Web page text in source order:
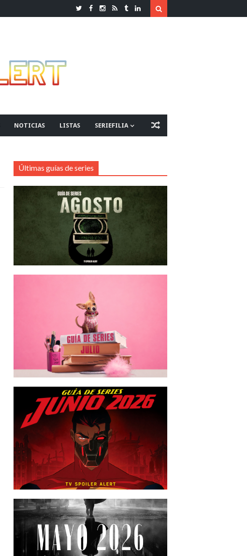
NOTICIAS LISTAS SERIEFILIA
Últimas guías de series